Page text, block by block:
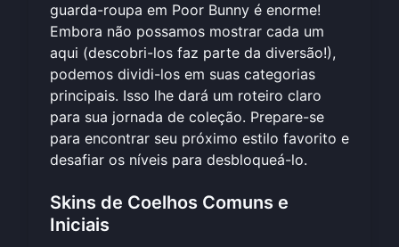
guarda-roupa em Poor Bunny é enorme!
Embora não possamos mostrar cada um
aqui (descobri-los faz parte da diversão!),
podemos dividi-los em suas categorias
principais. Isso lhe dará um roteiro claro
para sua jornada de coleção. Prepare-se
para encontrar seu próximo estilo favorito e
desafiar os níveis para desbloqueá-lo.
Skins de Coelhos Comuns e
Iniciais